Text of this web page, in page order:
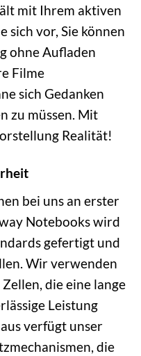
mit Ihrem aktiven
sich vor, Sie können
ohne Aufladen
Filme
sich Gedanken
zu müssen. Mit
Realität!
bei uns an erster
Notebooks wird
gefertigt und
Wir verwenden
die eine lange
Leistung
verfügt unser
die